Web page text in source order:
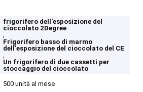
frigorifero dell'esposizione del
cioccolato 2Degree
,
Frigorifero basso di marmo
dell'esposizione del cioccolato del CE
,
Un frigorifero di due cassetti per
stoccaggio del cioccolato
500 unità al mese